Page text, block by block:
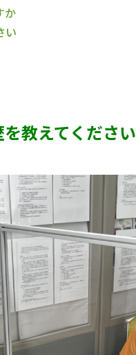
か
い
教えてください